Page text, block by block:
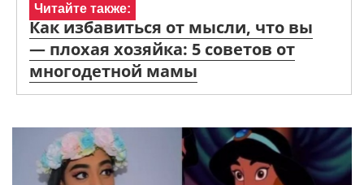
Читайте также:
Как избавиться от мысли, что вы
— плохая хозяйка: 5 советов от
многодетной мамы